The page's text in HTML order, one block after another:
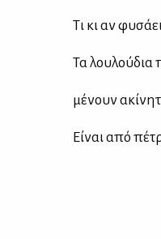
Τι κι αν
Τα λου­λού­δια
μέ­νουν
Εί­ναι από